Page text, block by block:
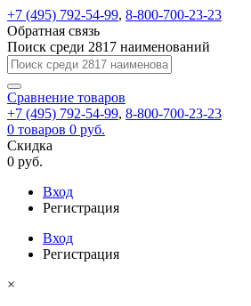
+7 (495) 792-54-99, 8-800-700-23-23
Обратная связь
Поиск среди 2817 наименований
Сравнение товаров
+7 (495) 792-54-99, 8-800-700-23-23
0 товаров 0 руб.
Скидка
0 руб.
Вход
Регистрация
Вход
Регистрация
×